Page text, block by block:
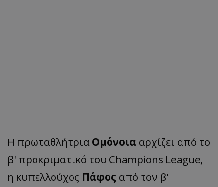
Η πρωταθλήτρια Ομόνοια αρχίζει από το
β' προκριματικό του Champions League,
η κυπελλούχος Πάφος από τον β'